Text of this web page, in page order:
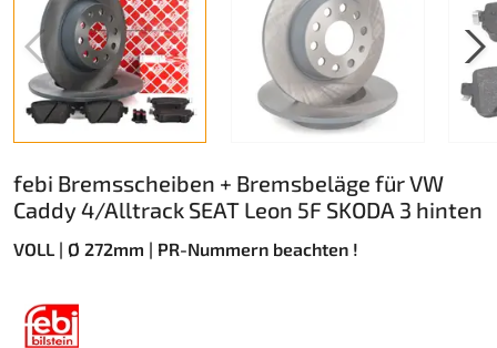
febi Bremsscheiben + Bremsbeläge für VW
Caddy 4/Alltrack SEAT Leon 5F SKODA 3 hinten
VOLL | Ø 272mm | PR-Nummern beachten !